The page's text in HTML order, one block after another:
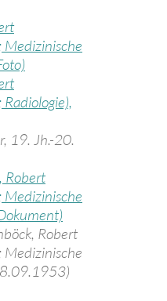
19. Jh.-20.
Robert
Robert